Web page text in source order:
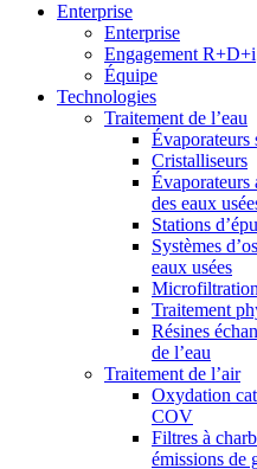
Enterprise
Enterprise
Engagement R+D+i
Équipe
Technologies
Traitement de l’eau
Évaporateurs
Cristalliseurs
Évaporateurs
des eaux
Stations
Systèmes
eaux usées
Traitement
Résines
de l’eau
Traitement de l’air
Oxydation
COV
Filtres à
émissions de